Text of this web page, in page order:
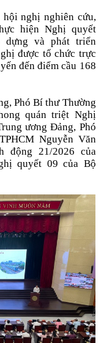
hội nghị nghiên cứu,
hiện Nghị quyết
và phát triển
được tổ chức trực
đến điểm cầu 168
Phó Bí thư Thường
quán triệt Nghị
ương Đảng, Phó
Nguyễn Văn
động 21/2026 của
quyết 09 của Bộ